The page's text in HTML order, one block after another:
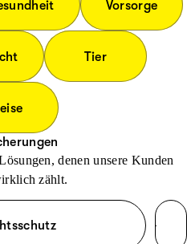
Vorsorge
Tier
denen unsere Kunden
zählt.